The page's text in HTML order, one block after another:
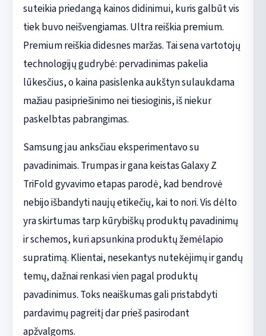
suteikia priedangą kainos didinimui, kuris galbūt vis
tiek buvo neišvengiamas. Ultra reiškia premium.
Premium reiškia didesnes maržas. Tai sena vartotojų
technologijų gudrybė: pervadinimas pakelia
lūkesčius, o kaina pasislenka aukštyn sulaukdama
mažiau pasipriešinimo nei tiesioginis, iš niekur
paskelbtas pabrangimas.
Samsung jau anksčiau eksperimentavo su
pavadinimais. Trumpas ir gana keistas Galaxy Z
TriFold gyvavimo etapas parodė, kad bendrovė
nebijo išbandyti naujų etikečių, kai to nori. Vis dėlto
yra skirtumas tarp kūrybiškų produktų pavadinimų
ir schemos, kuri apsunkina produktų žemėlapio
supratimą. Klientai, nesekantys nutekėjimų ir gandų
temų, dažnai renkasi vien pagal produktų
pavadinimus. Toks neaiškumas gali pristabdyti
pardavimų pagreitį dar prieš pasirodant
apžvalgoms.